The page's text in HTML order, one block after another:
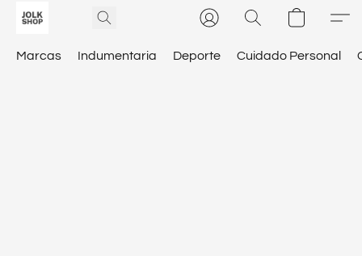
Marcas Indumentaria Deporte Cuidado Personal